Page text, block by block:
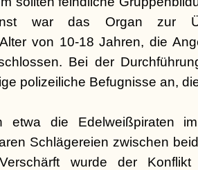
war das Organ zur
von 10-18 Jahren, die
Bei der
polizeiliche Befugnisse an,
etwa die Edelweißpiraten
Schlägereien zwischen
wurde der